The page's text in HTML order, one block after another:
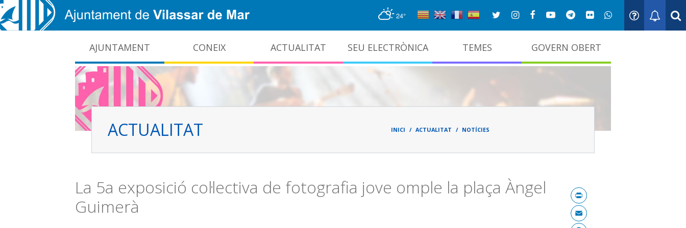
Vés al contingut
24°
AJUNTAMENT CONEIX ACTUALITAT SEU ELECTRÒNICA TEMES GOVERN OBERT
ACTUALITAT Fild'ariadna
INICI ACTUALITAT NOTÍCIES
La 5a exposició col·lectiva de fotografia jove omple la plaça Àngel
Guimerà